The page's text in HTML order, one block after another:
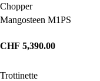
Chopper
Mangosteen M1PS
CHF 5,390.00
Trottinette